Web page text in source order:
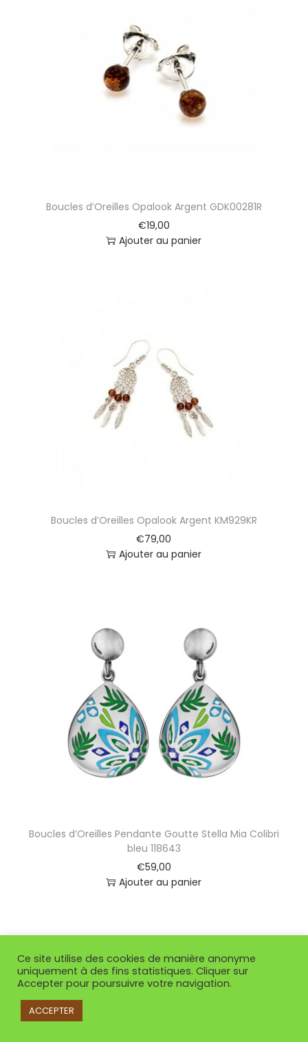
Boucles d’Oreilles Opalook Argent GDK00281R
€19,00
Ajouter au panier
Boucles d’Oreilles Opalook Argent KM929KR
€79,00
Ajouter au panier
Boucles d’Oreilles Pendante Goutte Stella Mia Colibri
bleu 118643
€59,00
Ajouter au panier
Copyright © 2026
Ce site utilise des cookies de manière anonyme
uniquement à des fins statistiques. Cliquer sur
Accepter pour poursuivre votre navigation.
ACCEPTER